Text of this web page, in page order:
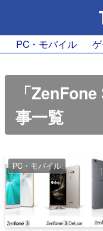
PC・モバイル
「
事一覧
PC・モバイル